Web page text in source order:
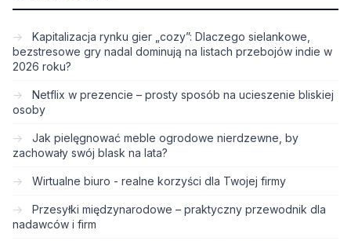
Kapitalizacja rynku gier „cozy”: Dlaczego sielankowe,
bezstresowe gry nadal dominują na listach przebojów indie w
2026 roku?
Netflix w prezencie – prosty sposób na ucieszenie bliskiej
osoby
Jak pielęgnować meble ogrodowe nierdzewne, by
zachowały swój blask na lata?
Wirtualne biuro - realne korzyści dla Twojej firmy
Przesyłki międzynarodowe – praktyczny przewodnik dla
nadawców i firm